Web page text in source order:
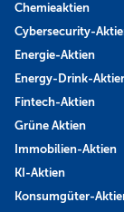
Chemieaktien
Cybersecurity-
Energie-Aktien
Energy-Drink-
Fintech-Aktien
Grüne Aktien
Immobilien-Aktien
KI-Aktien
Konsumgüter-